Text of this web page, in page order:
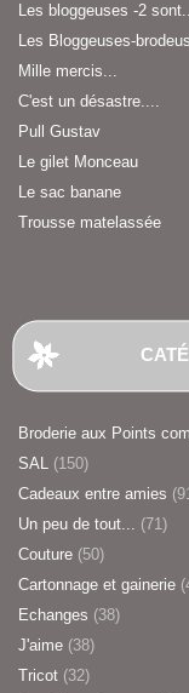
Les bloggeuses -2
Les Bloggeuses-
Mille mercis...
C'est un désastre....
Pull Gustav
Le gilet Monceau
Le sac banane
Trousse matelassée
Broderie aux Points
SAL (150)
Cadeaux entre amies
Un peu de tout... (71)
Couture (50)
Cartonnage et gainerie
Echanges (38)
J'aime (38)
Tricot (32)